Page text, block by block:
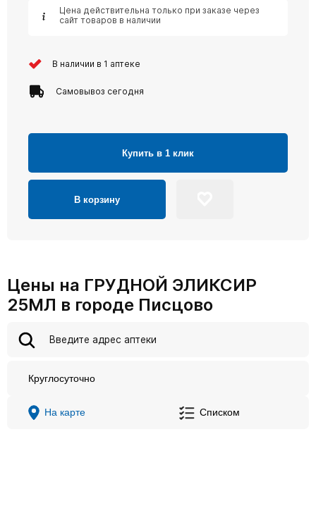
Цена действительна только при заказе через
сайт товаров в наличии
В наличии в 1 аптеке
Самовывоз сегодня
Купить в 1 клик
В корзину
Цены на ГРУДНОЙ ЭЛИКСИР
25МЛ в городе Писцово
Круглосуточно
На карте Списком